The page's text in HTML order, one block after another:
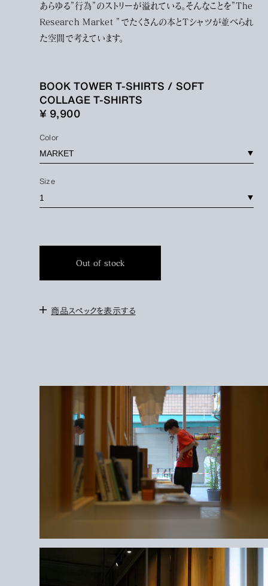
あらゆる”行為”のストリーが溢れている。そんなことを”The
Research Market ”でたくさんの本とTシャツが並べられ
た空間で考えています。
BOOK TOWER T-SHIRTS / SOFT
COLLAGE T-SHIRTS
¥ 9,900
Color
Size
Out of stock
商品スペックを表示する
COTTON 100%